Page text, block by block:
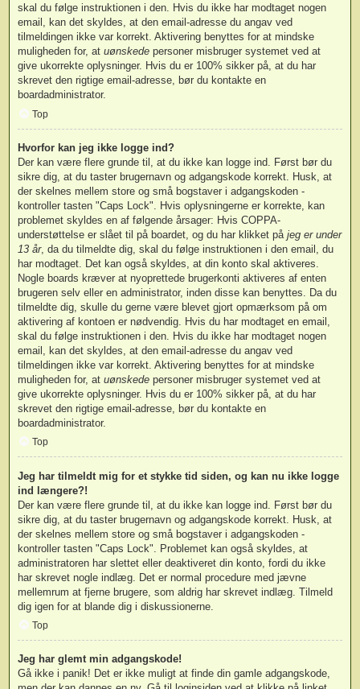
skal du følge instruktionen i den. Hvis du ikke har modtaget nogen
email, kan det skyldes, at den email-adresse du angav ved
tilmeldingen ikke var korrekt. Aktivering benyttes for at mindske
muligheden for, at uønskede personer misbruger systemet ved at
give ukorrekte oplysninger. Hvis du er 100% sikker på, at du har
skrevet den rigtige email-adresse, bør du kontakte en
boardadministrator.
Top
Hvorfor kan jeg ikke logge ind?
Der kan være flere grunde til, at du ikke kan logge ind. Først bør du
sikre dig, at du taster brugernavn og adgangskode korrekt. Husk, at
der skelnes mellem store og små bogstaver i adgangskoden -
kontroller tasten "Caps Lock". Hvis oplysningerne er korrekte, kan
problemet skyldes en af følgende årsager: Hvis COPPA-
understøttelse er slået til på boardet, og du har klikket på jeg er under
13 år, da du tilmeldte dig, skal du følge instruktionen i den email, du
har modtaget. Det kan også skyldes, at din konto skal aktiveres.
Nogle boards kræver at nyoprettede brugerkonti aktiveres af enten
brugeren selv eller en administrator, inden disse kan benyttes. Da du
tilmeldte dig, skulle du gerne være blevet gjort opmærksom på om
aktivering af kontoen er nødvendig. Hvis du har modtaget en email,
skal du følge instruktionen i den. Hvis du ikke har modtaget nogen
email, kan det skyldes, at den email-adresse du angav ved
tilmeldingen ikke var korrekt. Aktivering benyttes for at mindske
muligheden for, at uønskede personer misbruger systemet ved at
give ukorrekte oplysninger. Hvis du er 100% sikker på, at du har
skrevet den rigtige email-adresse, bør du kontakte en
boardadministrator.
Top
Jeg har tilmeldt mig for et stykke tid siden, og kan nu ikke logge
ind længere?!
Der kan være flere grunde til, at du ikke kan logge ind. Først bør du
sikre dig, at du taster brugernavn og adgangskode korrekt. Husk, at
der skelnes mellem store og små bogstaver i adgangskoden -
kontroller tasten "Caps Lock". Problemet kan også skyldes, at
administratoren har slettet eller deaktiveret din konto, fordi du ikke
har skrevet nogle indlæg. Det er normal procedure med jævne
mellemrum at fjerne brugere, som aldrig har skrevet indlæg. Tilmeld
dig igen for at blande dig i diskussionerne.
Top
Jeg har glemt min adgangskode!
Gå ikke i panik! Det er ikke muligt at finde din gamle adgangskode,